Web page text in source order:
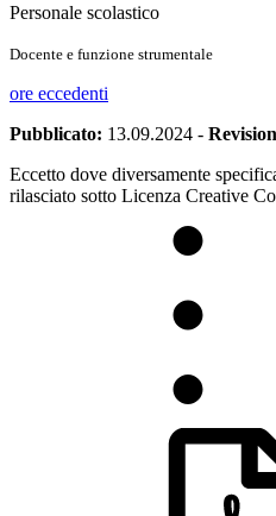
Personale scolastico
Docente e funzione strumentale
ore eccedenti
Pubblicato: 13.09.2024 -
Eccetto dove diversamente
rilasciato sotto Licenza Creative